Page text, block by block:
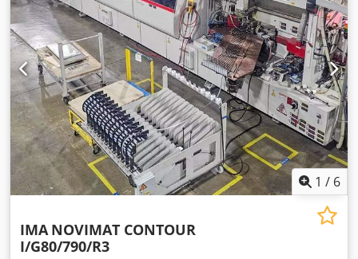
1 / 6
IMA NOVIMAT CONTOUR
I/G80/790/R3